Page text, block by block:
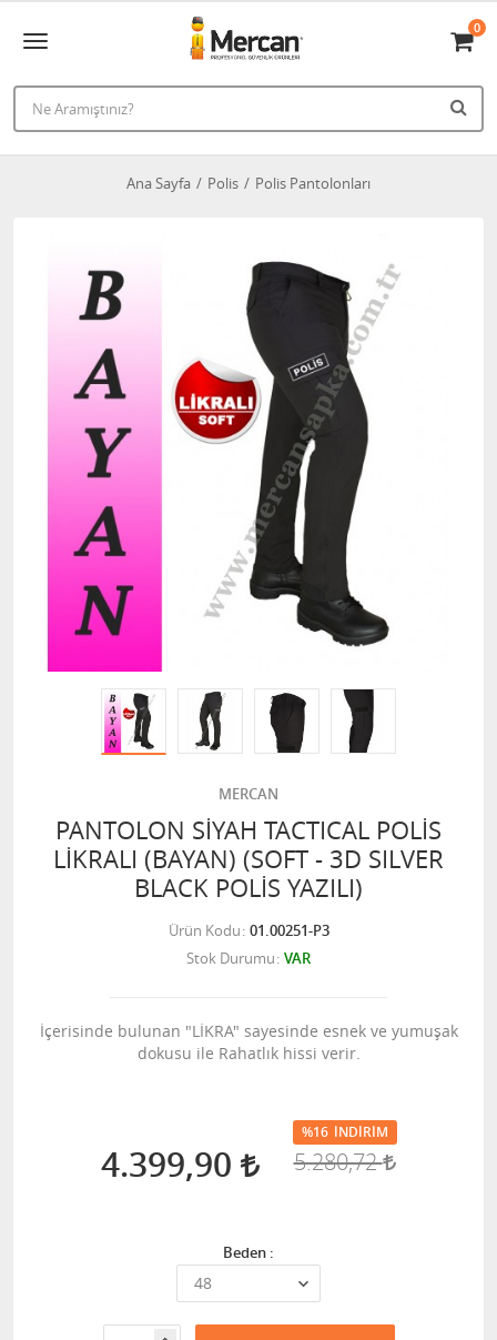
0
Ana Sayfa Polis Polis Pantolonları
MERCAN
PANTOLON SİYAH TACTICAL POLİS
LİKRALI (BAYAN) (SOFT - 3D SILVER
BLACK POLİS YAZILI)
Ürün Kodu 01.00251-P3
Stok Durumu VAR
İçerisinde bulunan "LİKRA" sayesinde esnek ve yumuşak
dokusu ile Rahatlık hissi verir.
4.399,90
%16 İNDIRIM
5.280,72
Beden :